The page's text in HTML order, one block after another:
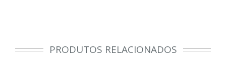
PRODUTOS RELACIONADOS